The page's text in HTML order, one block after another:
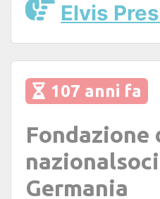
Elvis
107 anni fa
Fondazione
Germania